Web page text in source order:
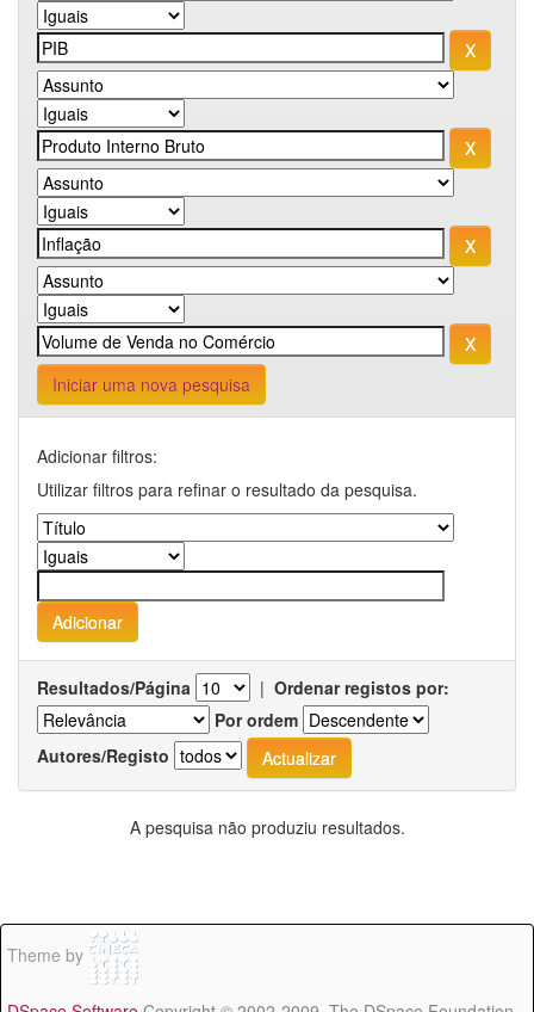
Iniciar uma nova pesquisa
Adicionar filtros:
Utilizar filtros para refinar o resultado da pesquisa.
Resultados/Página | Ordenar registos por:
Por ordem
Autores/Registo
A pesquisa não produziu resultados.
Theme by